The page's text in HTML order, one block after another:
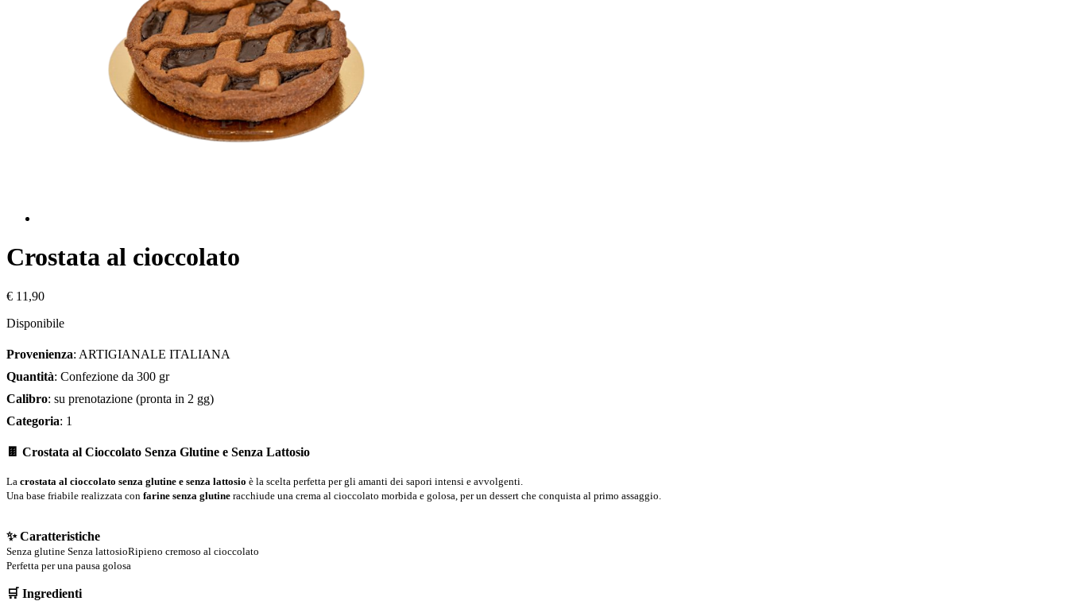
Crostata al cioccolato
€ 11,90
Disponibile
Provenienza: ARTIGIANALE ITALIANA
Quantità: Confezione da 300 gr
Calibro: su prenotazione (pronta in 2 gg)
Categoria: 1
🍫 Crostata al Cioccolato Senza Glutine e Senza Lattosio
La crostata al cioccolato senza glutine e senza lattosio è la scelta perfetta per gli amanti dei sapori intensi e avvolgenti.
Una base friabile realizzata con farine senza glutine racchiude una crema al cioccolato morbida e golosa, per un dessert che conquista al primo assaggio.
✨ Caratteristiche
Senza glutine Senza lattosioRipieno cremoso al cioccolato
Perfetta per una pausa golosa
🛒 Ingredienti